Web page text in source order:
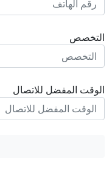
التخصص
الوقت المفضل للاتصال